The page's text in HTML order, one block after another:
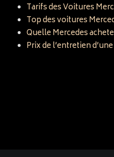
Tarifs des Voitures
Top des voitures
Quelle Mercedes
Prix de l’entretien